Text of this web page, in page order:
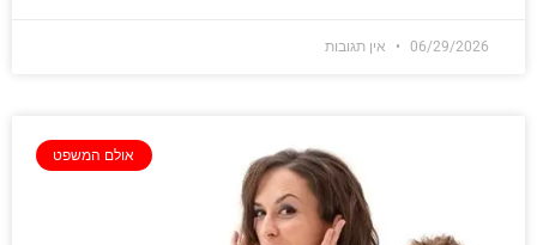
06/29/2026 אין תגובות
אולם המשפט